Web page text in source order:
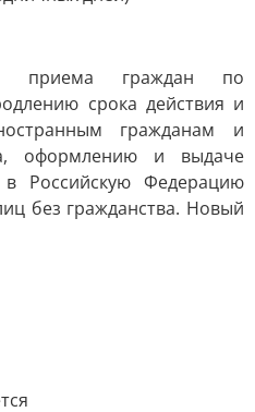
приема граждан по
срока действия и
гражданам и
оформлению и выдаче
Российскую Федерацию
без гражданства. Новый